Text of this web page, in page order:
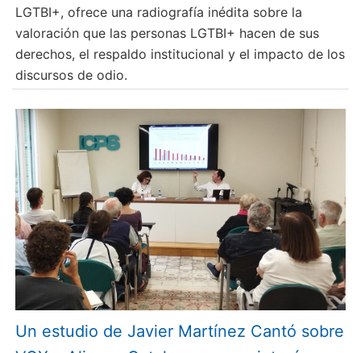
LGTBI+, ofrece una radiografía inédita sobre la
valoración que las personas LGTBI+ hacen de sus
derechos, el respaldo institucional y el impacto de los
discursos de odio.
Un estudio de Javier Martínez Cantó sobre